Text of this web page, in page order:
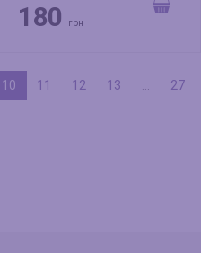
180 грн
10 11 12 13
27